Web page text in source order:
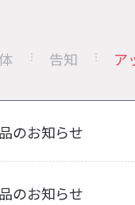
告知 ア
のお知らせ
のお知らせ